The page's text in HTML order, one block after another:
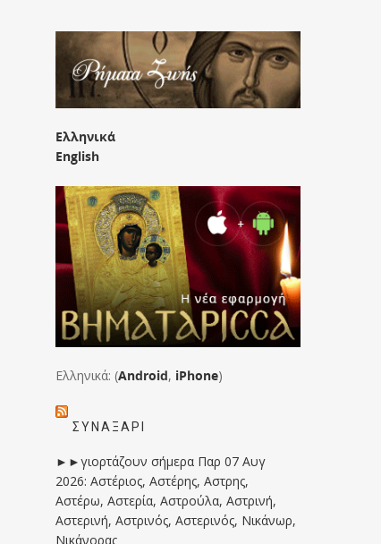
Ελληνικά
English
Ελληνικά: (Android, iPhone)
ΣΥΝΑΞΆΡΙ
►►γιορτάζουν σήμερα Παρ 07 Αυγ
2026: Αστέριος, Αστέρης, Αστρης,
Αστέρω, Αστερία, Αστρούλα, Αστρινή,
Αστερινή, Αστρινός, Αστερινός, Νικάνωρ,
Νικάνορας